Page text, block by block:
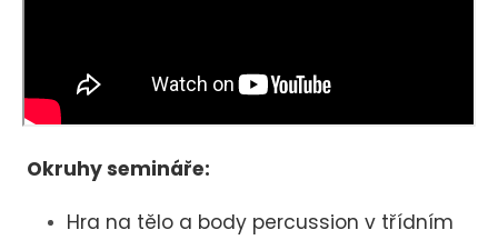
Okruhy semináře:
Hra na tělo a body percussion v třídním